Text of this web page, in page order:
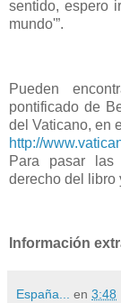
sentido, espero
mundo'”.
Pueden
pontificado de
del Vaticano, en
http://
Para pasar
derecho del libro
Información
España... en 3:48